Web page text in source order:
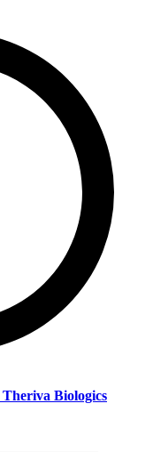
Theriva Biologics